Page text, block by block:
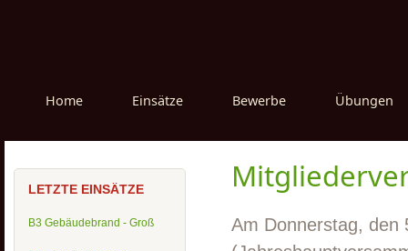
Home Einsätze Bewerbe Übungen
Am Donnerstag, den
LETZTE EINSÄTZE
B3 Gebäudebrand - Groß